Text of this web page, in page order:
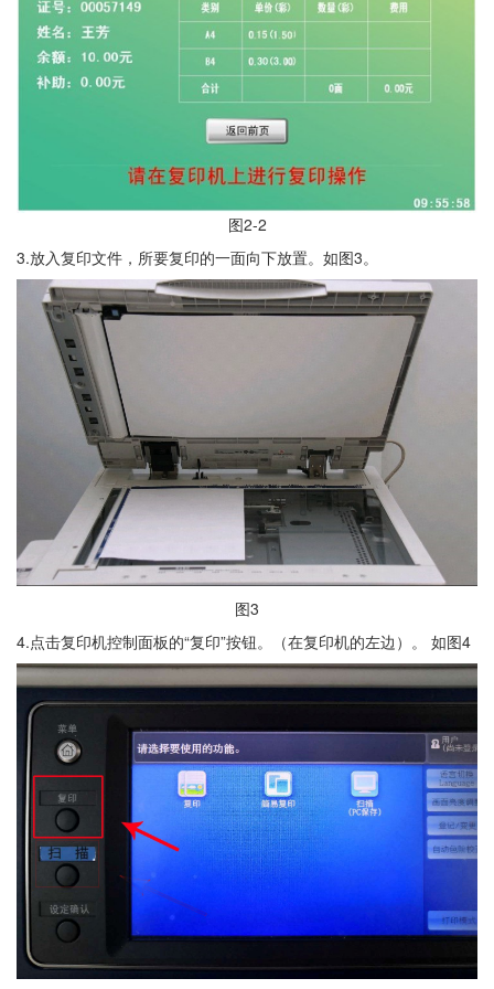
图2-2
3.放入复印文件，所要复印的一面向下放置。如图3。
图3
4.点击复印机控制面板的“复印”按钮。（在复印机的左边）。 如图4